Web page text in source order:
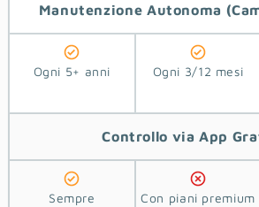
Manutenzione Autonoma
Ogni 5+ anni Ogni 3/12 mesi
Controllo via App
Sempre
Con piani premium